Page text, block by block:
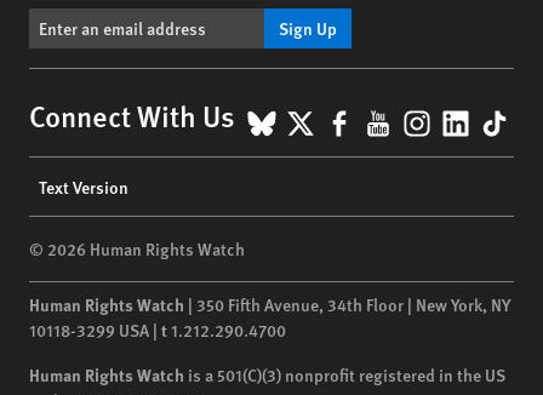
Sign Up
Connect With Us BlueSky
X Facebook
YouTube
menu
Text Version
© 2026 Human Rights Watch
Human Rights Watch | 350 Fifth Avenue, 34th Floor | New York, NY
10118-3299 USA | t1.212.290.4700
Human Rights Watch is a 501(C)(3) nonprofit registered in the US